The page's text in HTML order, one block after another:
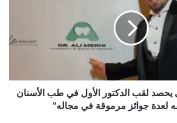
يحصد لقب الدكتور الأول في طب الأسنان
لعدة جوائز مرموقة في مجاله"